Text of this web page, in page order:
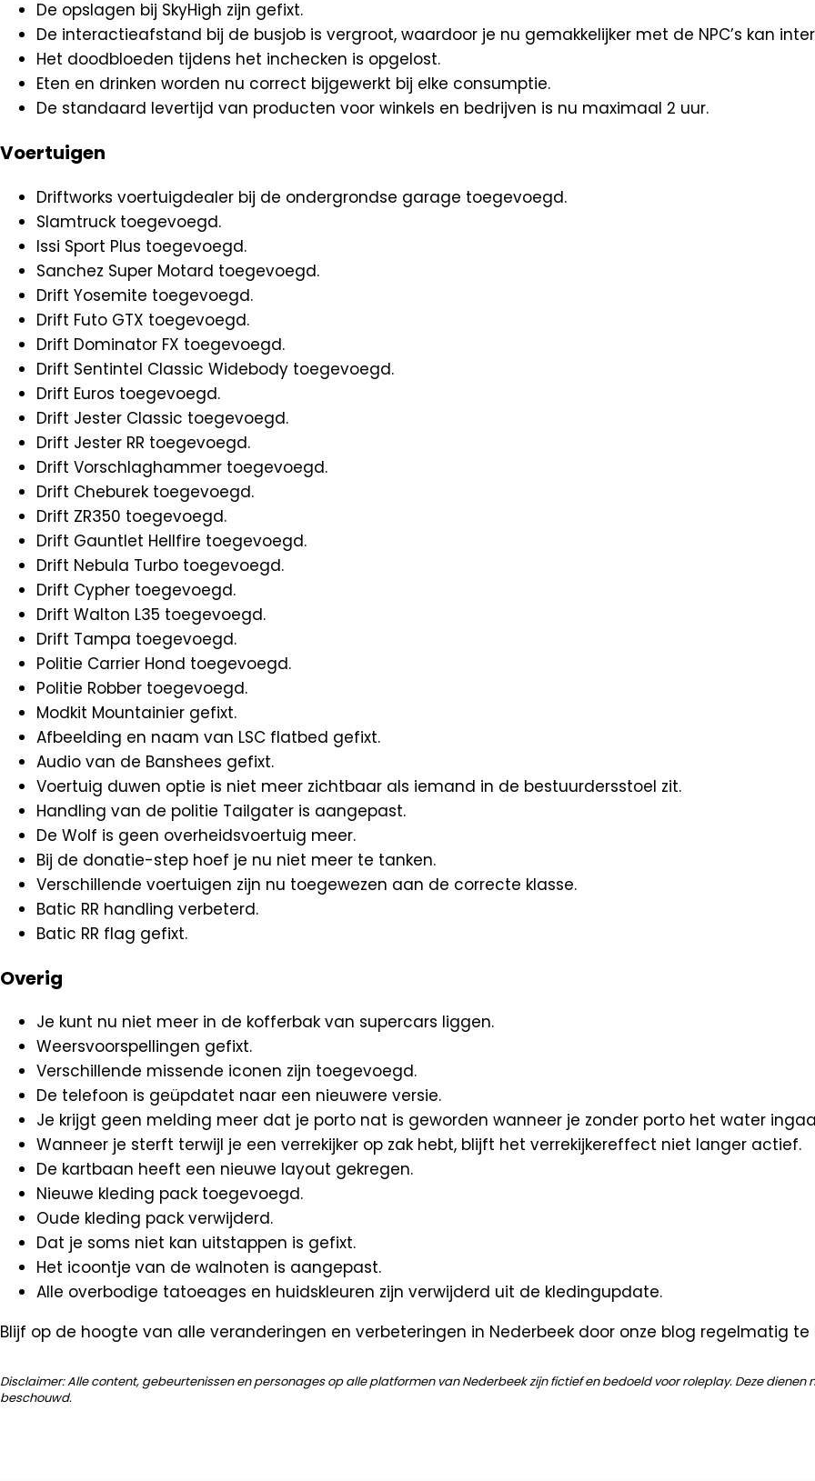
De opslagen bij SkyHigh zijn gefixt.
De interactieafstand bij de busjob is vergroot, waardoor je nu gemakkelijker met de NPC’s kan
Het doodbloeden tijdens het inchecken is opgelost.
Eten en drinken worden nu correct bijgewerkt bij elke consumptie.
De standaard levertijd van producten voor winkels en bedrijven is nu maximaal 2 uur.
Voertuigen
Driftworks voertuigdealer bij de ondergrondse garage toegevoegd.
Slamtruck toegevoegd.
Issi Sport Plus toegevoegd.
Sanchez Super Motard toegevoegd.
Drift Yosemite toegevoegd.
Drift Futo GTX toegevoegd.
Drift Dominator FX toegevoegd.
Drift Sentintel Classic Widebody toegevoegd.
Drift Euros toegevoegd.
Drift Jester Classic toegevoegd.
Drift Jester RR toegevoegd.
Drift Vorschlaghammer toegevoegd.
Drift Cheburek toegevoegd.
Drift ZR350 toegevoegd.
Drift Gauntlet Hellfire toegevoegd.
Drift Nebula Turbo toegevoegd.
Drift Cypher toegevoegd.
Drift Walton L35 toegevoegd.
Drift Tampa toegevoegd.
Politie Carrier Hond toegevoegd.
Politie Robber toegevoegd.
Modkit Mountainier gefixt.
Afbeelding en naam van LSC flatbed gefixt.
Audio van de Banshees gefixt.
Voertuig duwen optie is niet meer zichtbaar als iemand in de bestuurdersstoel zit.
Handling van de politie Tailgater is aangepast.
De Wolf is geen overheidsvoertuig meer.
Bij de donatie-step hoef je nu niet meer te tanken.
Verschillende voertuigen zijn nu toegewezen aan de correcte klasse.
Batic RR handling verbeterd.
Batic RR flag gefixt.
Overig
Je kunt nu niet meer in de kofferbak van supercars liggen.
Weersvoorspellingen gefixt.
Verschillende missende iconen zijn toegevoegd.
De telefoon is geüpdatet naar een nieuwere versie.
Je krijgt geen melding meer dat je porto nat is geworden wanneer je zonder porto het water
Wanneer je sterft terwijl je een verrekijker op zak hebt, blijft het verrekijkereffect niet langer actief.
De kartbaan heeft een nieuwe layout gekregen.
Nieuwe kleding pack toegevoegd.
Oude kleding pack verwijderd.
Dat je soms niet kan uitstappen is gefixt.
Het icoontje van de walnoten is aangepast.
Alle overbodige tatoeages en huidskleuren zijn verwijderd uit de kledingupdate.
Blijf op de hoogte van alle veranderingen en verbeteringen in Nederbeek door onze blog regelmatig
Disclaimer: Alle content, gebeurtenissen en personages op alle platformen van Nederbeek zijn fictief en bedoeld voor roleplay. Deze
beschouwd.